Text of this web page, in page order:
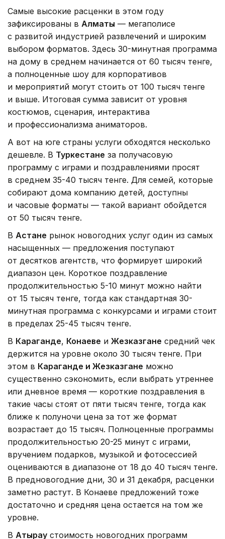
Самые высокие расценки в этом году
зафиксированы в Алматы — мегаполисе
с развитой индустрией развлечений и широким
выбором форматов. Здесь 30-минутная программа
на дому в среднем начинается от 60 тысяч тенге,
а полноценные шоу для корпоративов
и мероприятий могут стоить от 100 тысяч тенге
и выше. Итоговая сумма зависит от уровня
костюмов, сценария, интерактива
и профессионализма аниматоров.
А вот на юге страны услуги обходятся несколько
дешевле. В Туркестане за получасовую
программу с играми и поздравлениями просят
в среднем 35-40 тысяч тенге. Для семей, которые
собирают дома компанию детей, доступны
и часовые форматы — такой вариант обойдется
от 50 тысяч тенге.
В Астане рынок новогодних услуг один из самых
насыщенных — предложения поступают
от десятков агентств, что формирует широкий
диапазон цен. Короткое поздравление
продолжительностью 5-10 минут можно найти
от 15 тысяч тенге, тогда как стандартная 30-
минутная программа с конкурсами и играми стоит
в пределах 25-45 тысяч тенге.
В Караганде, Конаеве и Жезказгане средний чек
держится на уровне около 30 тысяч тенге. При
этом в Караганде и Жезказгане можно
существенно сэкономить, если выбрать утреннее
или дневное время — короткие поздравления в
такие часы стоят от пяти тысяч тенге, тогда как
ближе к полуночи цена за тот же формат
возрастает до 15 тысяч. Полноценные программы
продолжительностью 20-25 минут с играми,
вручением подарков, музыкой и фотосессией
оцениваются в диапазоне от 18 до 40 тысяч тенге.
В предновогодние дни, 30 и 31 декабря, расценки
заметно растут. В Конаеве предложений тоже
достаточно и средняя цена остается на том же
уровне.
В Атырау стоимость новогодних программ